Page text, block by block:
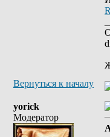
Вернуться к началу
yorick
Модератор